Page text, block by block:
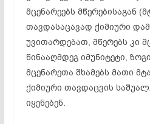
მცენარეებს მწერებისაგან
თავდასაცავად ქიმიური
უვითარდებათ, მწერებს კი
წინააღმდეგ იმუნიტეტი,
მცენარეთა შხამებს მათი
ქიმიური თავდაცვის
იყენებენ.